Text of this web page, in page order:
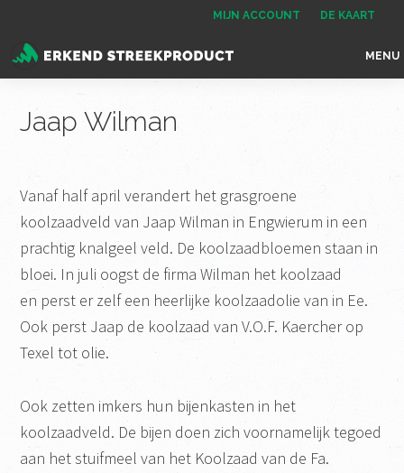
naar
de
naar
de
inhoud
naar
de
MIJN ACCOUNT DE KAART
Erkend
het
enige
onafhankelijke
keurmerk
voor
streekproducten
MENU
Jaap Wilman
Vanaf half april verandert het grasgroene
koolzaadveld van Jaap Wilman in Engwierum in een
prachtig knalgeel veld. De koolzaadbloemen staan in
bloei. In juli oogst de firma Wilman het koolzaad
en perst er zelf een heerlijke koolzaadolie van in Ee.
Ook perst Jaap de koolzaad van V.O.F. Kaercher op
Texel tot olie.
Ook zetten imkers hun bijenkasten in het
koolzaadveld. De bijen doen zich voornamelijk tegoed
aan het stuifmeel van het Koolzaad van de Fa.